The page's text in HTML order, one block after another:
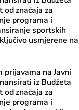
značaja za
programa i
sportskih
usmjerene na
na Javni
iz Budžeta
značaja za
programa i